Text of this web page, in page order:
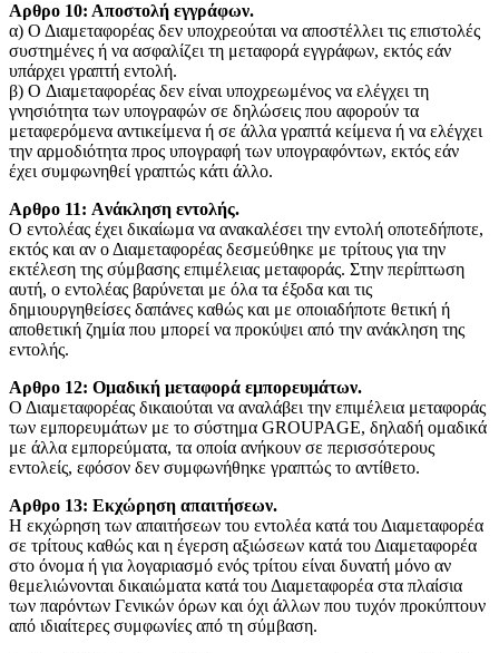
Αρθρο 10: Αποστολή εγγράφων.
α) Ο Διαμεταφορέας δεν υποχρεούται να αποστέλλει τις επιστολές
συστημένες ή να ασφαλίζει τη μεταφορά εγγράφων, εκτός εάν
υπάρχει γραπτή εντολή.
β) O Διαμεταφορέας δεν είναι υποχρεωμένος να ελέγχει τη
γνησιότητα των υπογραφών σε δηλώσεις που αφορούν τα
μεταφερόμενα αντικείμενα ή σε άλλα γραπτά κείμενα ή να ελέγχει
την αρμοδιότητα προς υπογραφή των υπογραφόντων, εκτός εάν
έχει συμφωνηθεί γραπτώς κάτι άλλο.
Αρθρο 11: Aνάκληση εντολής.
Ο εντολέας έχει δικαίωμα να ανακαλέσει την εντολή οποτεδήποτε,
εκτός και αν ο Διαμεταφορέας δεσμεύθηκε με τρίτους για την
εκτέλεση της σύμβασης επιμέλειας μεταφοράς. Στην περίπτωση
αυτή, ο εντολέας βαρύνεται με όλα τα έξοδα και τις
δημιουργηθείσες δαπάνες καθώς και με οποιαδήποτε θετική ή
αποθετική ζημία που μπορεί να προκύψει από την ανάκληση της
εντολής.
Aρθρο 12: Ομαδική μεταφορά εμπορευμάτων.
Ο Διαμεταφορέας δικαιούται να αναλάβει την επιμέλεια μεταφοράς
των εμπορευμάτων με το σύστημα GROUPAGE, δηλαδή ομαδικά
με άλλα εμπορεύματα, τα οποία ανήκουν σε περισσότερους
εντολείς, εφόσον δεν συμφωνήθηκε γραπτώς το αντίθετο.
Αρθρο 13: Εκχώρηση απαιτήσεων.
H εκχώρηση των απαιτήσεων του εντολέα κατά του Διαμεταφορέα
σε τρίτους καθώς και η έγερση αξιώσεων κατά του Διαμεταφορέα
στο όνομα ή για λογαριασμό ενός τρίτου είναι δυνατή μόνο αν
θεμελιώνονται δικαιώματα κατά του Διαμεταφορέα στα πλαίσια
των παρόντων Γενικών όρων και όχι άλλων που τυχόν προκύπτουν
από ιδιαίτερες συμφωνίες από τη σύμβαση.